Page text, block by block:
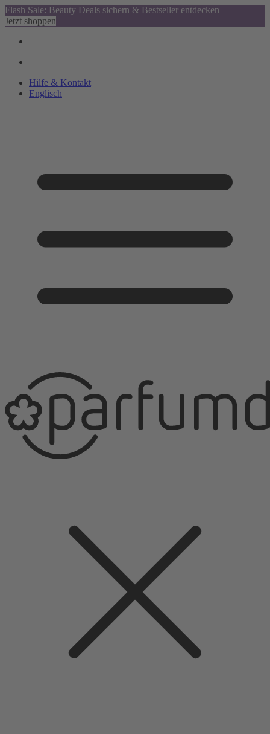
Flash Sale: Beauty Deals sichern & Bestseller entdecken
Jetzt shoppen
Hilfe & Kontakt
Englisch